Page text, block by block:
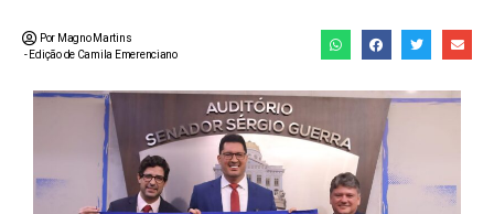
Por Magno Martins
- Edição de Camila Emerenciano